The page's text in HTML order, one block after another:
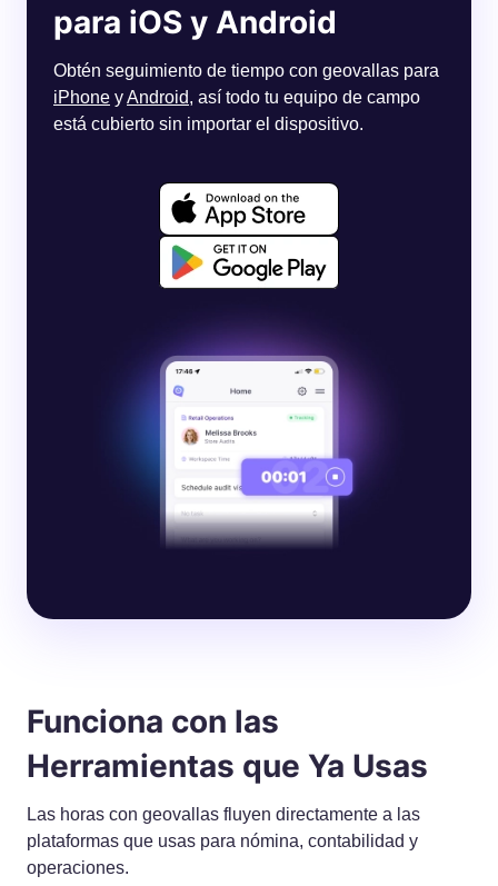
para iOS y Android
Obtén seguimiento de tiempo con geovallas para
iPhone yAndroid, así todo tu equipo de campo
está cubierto sin importar el dispositivo.
Funciona con las
Herramientas que Ya Usas
Las horas con geovallas fluyen directamente a las
plataformas que usas para nómina, contabilidad y
operaciones.